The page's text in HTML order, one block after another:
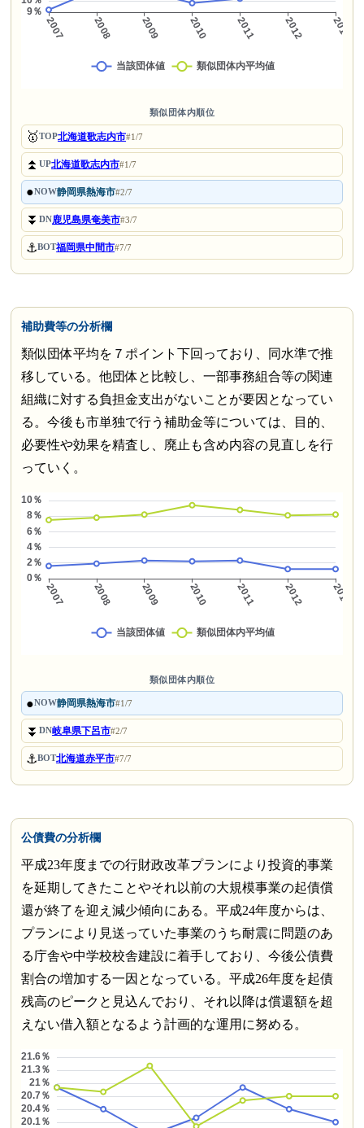
類似団体内順位
🥇TOP北海道歌志内市#1/7
⏫UP北海道歌志内市#1/7
●NOW静岡県熱海市#2/7
⏬DN鹿児島県奄美市#3/7
⚓BOT福岡県中間市#7/7
補助費等の分析欄
類似団体平均を７ポイント下回っており、同水準で推
移している。他団体と比較し、一部事務組合等の関連
組織に対する負担金支出がないことが要因となってい
る。今後も市単独で行う補助金等については、目的、
必要性や効果を精査し、廃止も含め内容の見直しを行
っていく。
類似団体内順位
●NOW静岡県熱海市#1/7
⏬DN岐阜県下呂市#2/7
⚓BOT北海道赤平市#7/7
公債費の分析欄
平成23年度までの行財政改革プランにより投資的事業
を延期してきたことやそれ以前の大規模事業の起債償
還が終了を迎え減少傾向にある。平成24年度からは、
プランにより見送っていた事業のうち耐震に問題のあ
る庁舎や中学校校舎建設に着手しており、今後公債費
割合の増加する一因となっている。平成26年度を起債
残高のピークと見込んでおり、それ以降は償還額を超
えない借入額となるよう計画的な運用に努める。